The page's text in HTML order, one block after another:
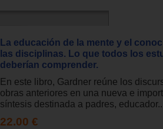
La educación de la mente y el
las disciplinas. Lo que todos los
deberían comprender.
En este libro, Gardner reúne los
obras anteriores en una nueva e
síntesis destinada a padres,
22.00 €